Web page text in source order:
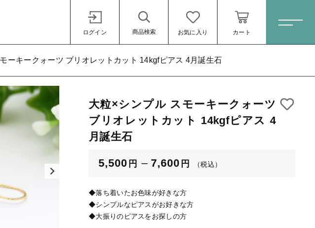
ログイン
商品検索 お気に入り カート
ーキークォーツ ブリオレットカット 14kgfピアス 4月誕生石
大粒×シンプル スモーキークォーツ
ブリオレットカット 14kgfピアス 4
月誕生石
5,500 円 – 7,600 円 （税込）
◆落ち着いたお色味が好きな方
◆シンプルなピアスがお好きな方
◆大振りのピアスをお探しの方
オレットカット 14kgfピアス 4月誕
ホーム
すべての商品
ピアス
イヤリング
リング
HAPPY BAG
カテゴリ
の他
セール